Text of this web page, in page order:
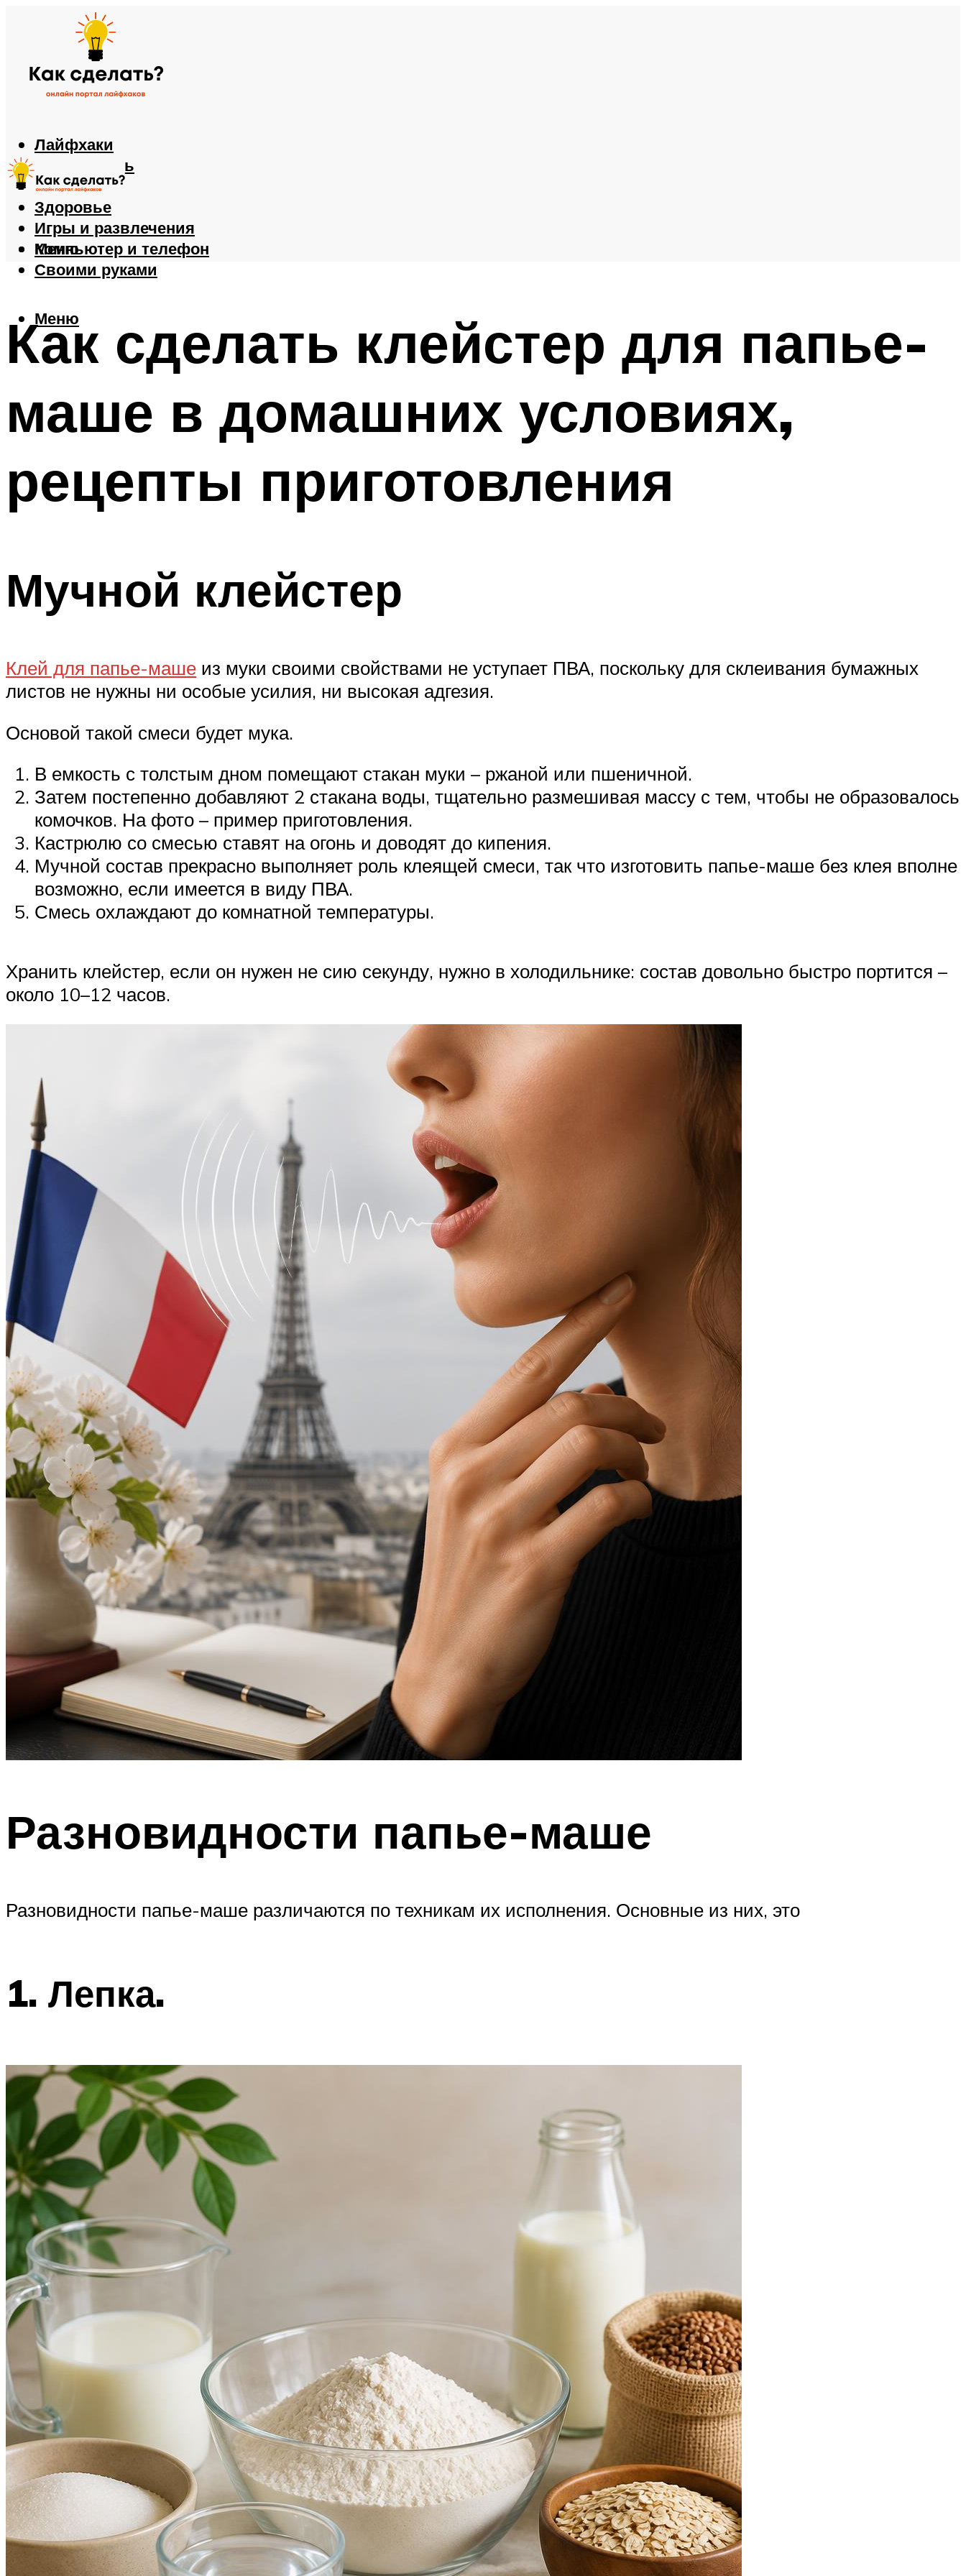
Лайфхаки
Автомобиль
Еда
Здоровье
Игры и развлечения
Компьютер и телефон
Своими руками
Меню
Меню
Как сделать клейстер для папье-
маше в домашних условиях,
рецепты приготовления
Мучной клейстер
Клей для папье-маше из муки своими свойствами не уступает ПВА, поскольку для склеивания бумажных
листов не нужны ни особые усилия, ни высокая адгезия.
Основой такой смеси будет мука.
В емкость с толстым дном помещают стакан муки – ржаной или пшеничной.
Затем постепенно добавляют 2 стакана воды, тщательно размешивая массу с тем, чтобы не образовалось
комочков. На фото – пример приготовления.
Кастрюлю со смесью ставят на огонь и доводят до кипения.
Мучной состав прекрасно выполняет роль клеящей смеси, так что изготовить папье-маше без клея вполне
возможно, если имеется в виду ПВА.
Смесь охлаждают до комнатной температуры.
Хранить клейстер, если он нужен не сию секунду, нужно в холодильнике: состав довольно быстро портится –
около 10–12 часов.
Разновидности папье-маше
Разновидности папье-маше различаются по техникам их исполнения. Основные из них, это
1. Лепка.